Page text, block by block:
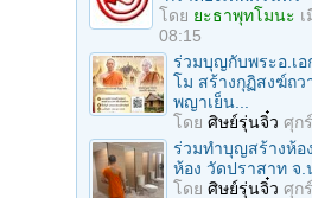
โดย ยะธาพุทโมนะ
08:15
ร่วมบุญกับพระอ.เ
โม สร้างกุฏิสงฆ์ถว
พญาเย็น...
โดย ศิษย์รุ่นจิ๋ว ศุก
ร่วมทําบุญสร้างห้
ห้อง วัดปราสาท จ
โดย ศิษย์รุ่นจิ๋ว ศุก